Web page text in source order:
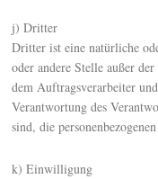
j) Dritter
Dritter ist eine natürliche
oder andere Stelle außer
dem Auftragsverarbeiter
Verantwortung des
sind, die
k) Einwilligung